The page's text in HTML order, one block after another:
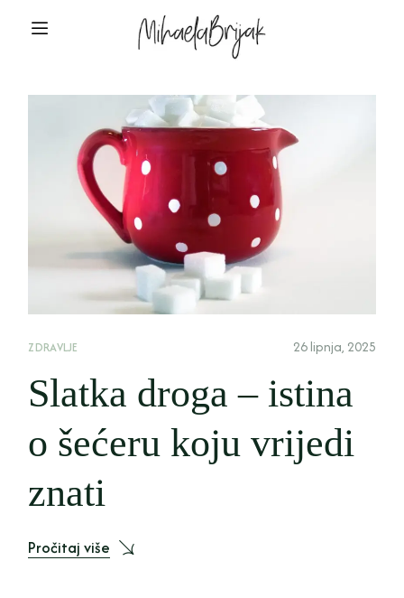
ZDRAVLJE 26 lipnja, 2025
Slatka droga – istina
o šećeru koju vrijedi
znati
Pročitaj više